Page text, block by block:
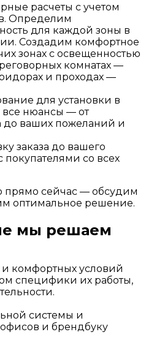
расчеты с учетом
Определим
для каждой зоны в
Создадим комфортное
зонах с освещенностью
комнатах —
и проходах —
для установки в
нюансы — от
до ваших пожеланий и
заказа до вашего
покупателями со всех
прямо сейчас — обсудим
оптимальное решение.
мы решаем
комфортных условий
специфики их работы,
системы и
и брендбуку